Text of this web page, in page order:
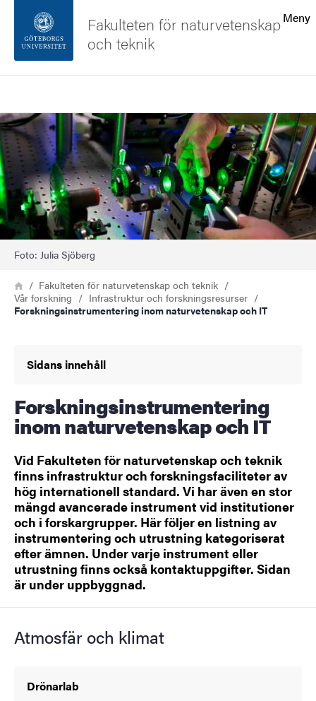
Sidfoten
Om webbplatsen
Meny
Fakulteten för naturvetenskap
och teknik
Bild
Foto: Julia Sjöberg
Länkstig
HemFakulteten för naturvetenskap och teknik
Vår forskning
Infrastruktur och forskningsresurser
Forskningsinstrumentering inom naturvetenskap och IT
Sidans innehåll
Forskningsinstrumentering
inom naturvetenskap och IT
Vid Fakulteten för naturvetenskap och teknik
finns infrastruktur och forskningsfaciliteter av
hög internationell standard. Vi har även en stor
mängd avancerade instrument vid institutioner
och i forskargrupper. Här följer en listning av
instrumentering och utrustning kategoriserat
efter ämnen. Under varje instrument eller
utrustning finns också kontaktuppgifter. Sidan
är under uppbyggnad.
Atmosfär och klimat
Drönarlab